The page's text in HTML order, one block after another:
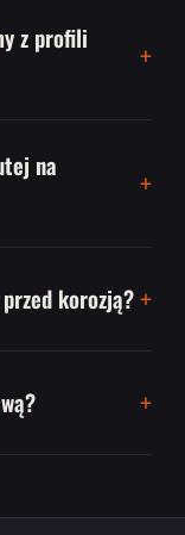
z profili
na
korozją?